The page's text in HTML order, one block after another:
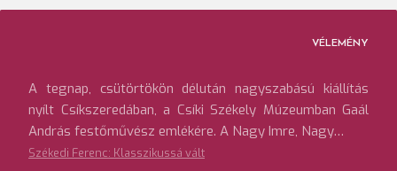
VÉLEMÉNY
A tegnap, csütörtökön délután nagyszabású kiállítás
nyílt Csíkszeredában, a Csíki Székely Múzeumban Gaál
András festőművész emlékére. A Nagy Imre, Nagy…
Székedi Ferenc: Klasszikussá vált